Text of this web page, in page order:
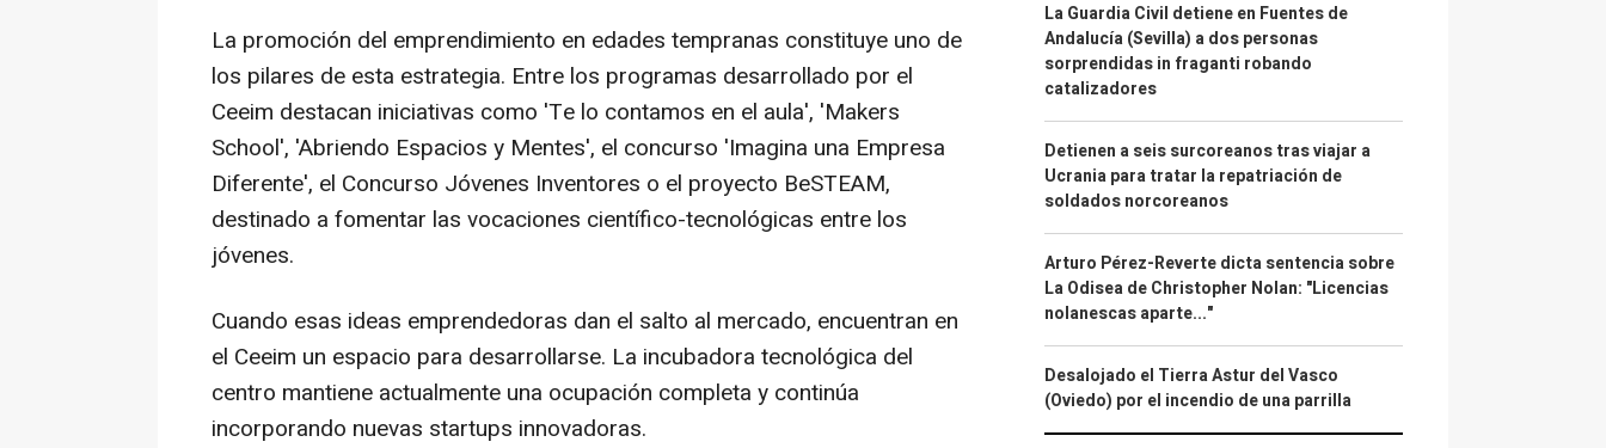
La promoción del emprendimiento en edades tempranas constituye uno de
los pilares de esta estrategia. Entre los programas desarrollado por el
Ceeim destacan iniciativas como 'Te lo contamos en el aula', 'Makers
School', 'Abriendo Espacios y Mentes', el concurso 'Imagina una Empresa
Diferente', el Concurso Jóvenes Inventores o el proyecto BeSTEAM,
destinado a fomentar las vocaciones científico-tecnológicas entre los
jóvenes.
Cuando esas ideas emprendedoras dan el salto al mercado, encuentran en
el Ceeim un espacio para desarrollarse. La incubadora tecnológica del
centro mantiene actualmente una ocupación completa y continúa
incorporando nuevas startups innovadoras.
La Guardia Civil detiene en Fuentes de
Andalucía (Sevilla) a dos personas
sorprendidas in fraganti robando
catalizadores
Detienen a seis surcoreanos tras viajar a
Ucrania para tratar la repatriación de
soldados norcoreanos
Arturo Pérez-Reverte dicta sentencia sobre
La Odisea de Christopher Nolan: "Licencias
nolanescas aparte..."
Desalojado el Tierra Astur del Vasco
(Oviedo) por el incendio de una parrilla